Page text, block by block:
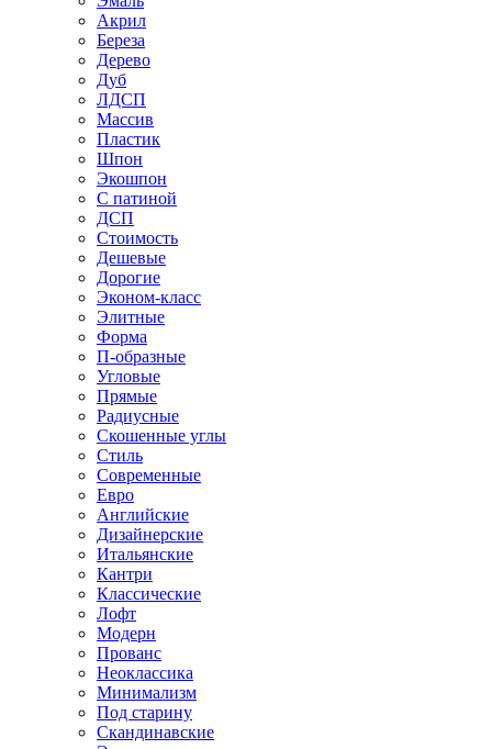
Акрил
Береза
Дерево
Дуб
ЛДСП
Массив
Пластик
Шпон
Экошпон
С патиной
ДСП
Стоимость
Дешевые
Дорогие
Эконом-класс
Элитные
Форма
П-образные
Угловые
Прямые
Радиусные
Скошенные углы
Стиль
Современные
Евро
Английские
Дизайнерские
Итальянские
Кантри
Классические
Лофт
Модерн
Прованс
Неоклассика
Минимализм
Под старину
Скандинавские